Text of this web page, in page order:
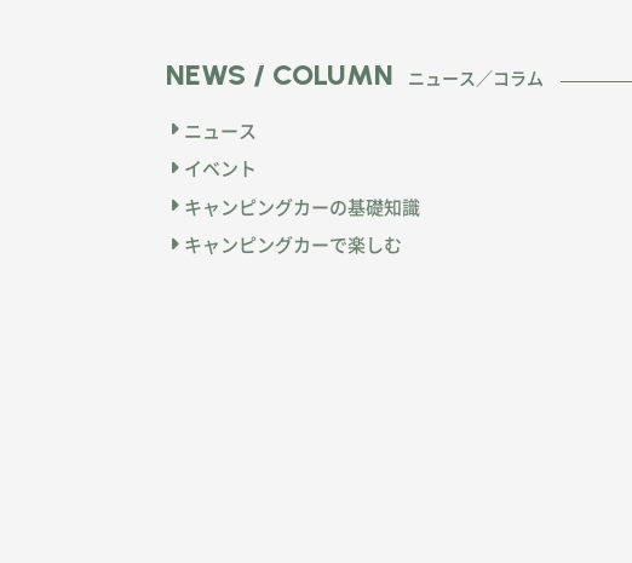
NEWS / COLUMN ニュース／コラム
ニュース
イベント
キャンピングカーの基礎知識
キャンピングカーで楽しむ